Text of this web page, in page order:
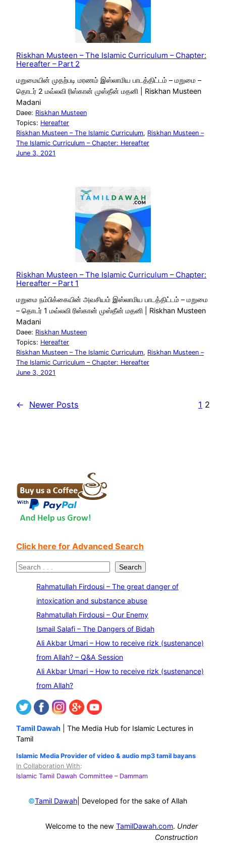
Riskhan Musteen – The Islamic Curriculum – Chapter:
Hereafter – Part 2
மறுமையின் முதற்படி மரணம் இஸ்லாமிய பாடத்திட்டம் – மறுமை –
தொடர் 2 மவ்லவி ரிஸ்கான் முஸ்தீன் மதனி | Riskhan Musteen
Madani
Daee: Riskhan Musteen
Topics: Hereafter
Riskhan Musteen – The Islamic Curriculum, Riskhan Musteen –
The Islamic Curriculum – Chapter: Hereafter
June 3, 2021
Riskhan Musteen – The Islamic Curriculum – Chapter:
Hereafter – Part 1
மறுமை நம்பிக்கையின் அவசியம் இஸ்லாமிய பாடத்திட்டம் – மறுமை
– தொடர் 1 மவ்லவி ரிஸ்கான் முஸ்தீன் மதனி | Riskhan Musteen
Madani
Daee: Riskhan Musteen
Topics: Hereafter
Riskhan Musteen – The Islamic Curriculum, Riskhan Musteen –
The Islamic Curriculum – Chapter: Hereafter
June 3, 2021
← Newer Posts 1 2
Click here for Advanced Search
S
Search
Rahmatullah Firdousi – The great danger of
intoxication and substance abuse
Rahmatullah Firdousi – Our Enemy
Ismail Salafi – The Dangers of Bidah
Ali Akbar Umari – How to receive rizk (sustenance)
from Allah? – Q&A Session
Ali Akbar Umari – How to receive rizk (sustenance)
from Allah?
Tamil Dawah | The Media Hub for Islamic Lectures in
Tamil
Islamic Media Provider of video & audio mp3 tamil bayans
In Collaboration With:
Islamic Tamil Dawah Committee – Dammam
©Tamil Dawah | Developed for the sake of Allah
Welcome to the new TamilDawah.com. Under
Construction